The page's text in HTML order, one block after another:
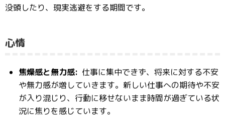
没頭したり、現実逃避をする期間です。
心情
焦燥感と無力感: 仕事に集中できず、将来に対する不安
や無力感が増していきます。新しい仕事への期待や不安
が入り混じり、行動に移せないまま時間が過ぎている状
況に焦りを感じています。